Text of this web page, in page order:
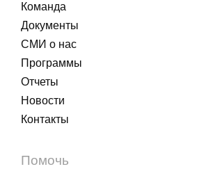
Команда
Документы
СМИ о нас
Программы
Отчеты
Новости
Контакты
Помочь